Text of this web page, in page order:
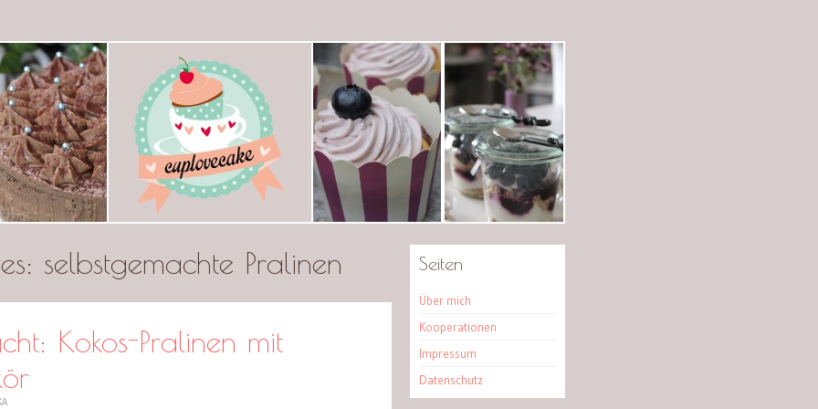
selbstgemachte Pralinen
Kokos-Pralinen mit
Seiten
Über mich
Kooperationen
Impressum
Datenschutz